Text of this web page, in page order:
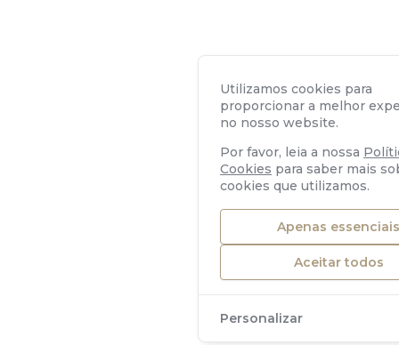
Utilizamos cookies para
proporcionar a melhor
no nosso website.
Por favor, leia a nossa
Cookies para saber mais
cookies que utilizamos.
Apenas
Aceitar todos
Personalizar